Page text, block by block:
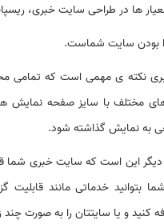
ها در طراحی سایت خبری،
بودن سایت شماست.
نکته ی مهمی است که تمامی
مختلف با سایز صفحه نمایش
به نمایش گذاشته شود.
این است که سایت خبری شما
بتوانید خدماتی مانند قابلیت
کنید و یا سایتتان را به صورت چند